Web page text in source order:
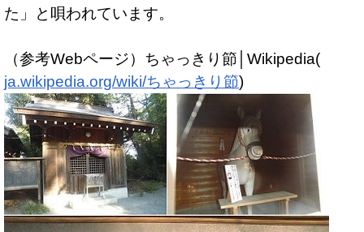
た」と唄われています。
（参考Webページ）ちゃっきり節│Wikipedia(
ja.wikipedia.org/wiki/ちゃっきり節)